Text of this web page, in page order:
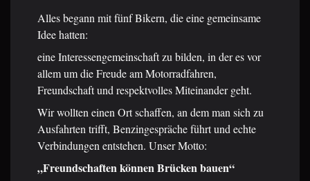
Alles begann mit fünf Bikern, die eine gemeinsame
Idee hatten:
eine Interessengemeinschaft zu bilden, in der es vor
allem um die Freude am Motorradfahren,
Freundschaft und respektvolles Miteinander geht.
Wir wollten einen Ort schaffen, an dem man sich zu
Ausfahrten trifft, Benzingespräche führt und echte
Verbindungen entstehen. Unser Motto:
„Freundschaften können Brücken bauen“